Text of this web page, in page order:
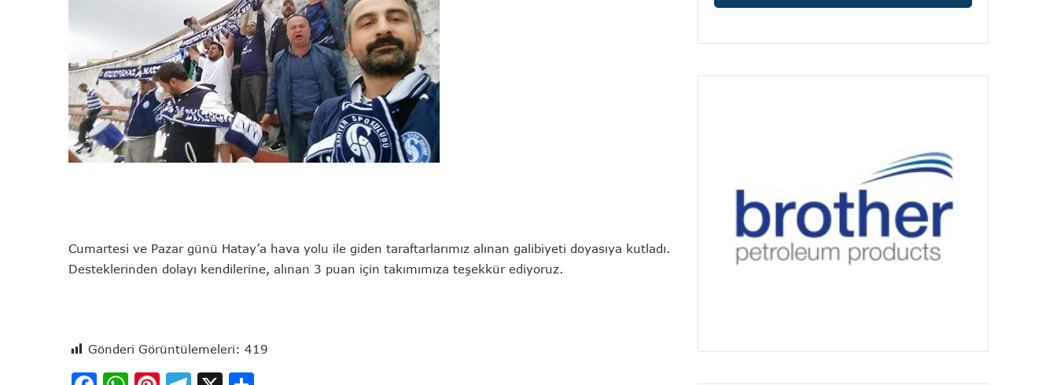
Cumartesi ve Pazar günü Hatay’a hava yolu ile giden taraftarlarımız alınan galibiyeti doyasıya kutladı.
Desteklerinden dolayı kendilerine, alınan 3 puan için takımımıza teşekkür ediyoruz.
Gönderi Görüntülemeleri: 419